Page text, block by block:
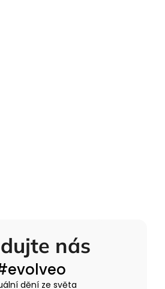
nás
dění ze světa